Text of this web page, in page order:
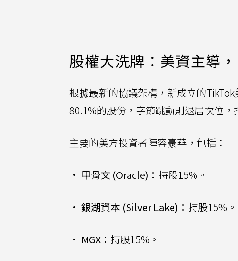
股權大洗牌：美資主導，
根據最新的協議架構，新成立的
80.1%的股份，字節跳動則退居次位
主要的美方投資者陣容豪華，包括：
• 甲骨文 (Oracle)： 持股15%。
• 銀湖資本 (Silver Lake)： 持股15%。
• MGX： 持股15%。